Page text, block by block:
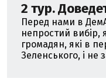
2 тур.
Перед нами в
непростий вибір,
громадян, які в
Зеленського, і не